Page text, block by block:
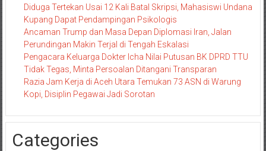
Diduga Tertekan Usai 12 Kali Batal Skripsi, Mahasiswi Undana
Kupang Dapat Pendampingan Psikologis
Ancaman Trump dan Masa Depan Diplomasi Iran, Jalan
Perundingan Makin Terjal di Tengah Eskalasi
Pengacara Keluarga Dokter Icha Nilai Putusan BK DPRD TTU
Tidak Tegas, Minta Persoalan Ditangani Transparan
Razia Jam Kerja di Aceh Utara Temukan 73 ASN di Warung
Kopi, Disiplin Pegawai Jadi Sorotan
Categories